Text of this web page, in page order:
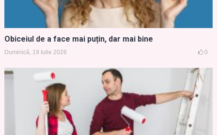
Obiceiul de a face mai puțin, dar mai bine
Duminică, 19 Iulie 2026 0